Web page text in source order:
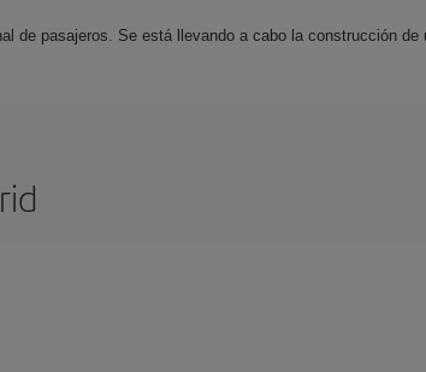
de pasajeros. Se está llevando a cabo la construcción de